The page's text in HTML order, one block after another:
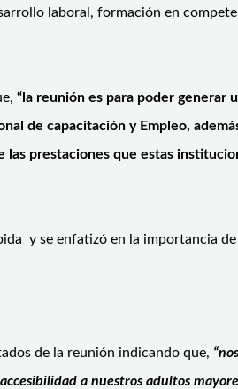
laboral, formación en
“la reunión es para poder generar
de capacitación y Empleo,
prestaciones que estas
y se enfatizó en la importancia
de la reunión indicando que,
a nuestros adultos